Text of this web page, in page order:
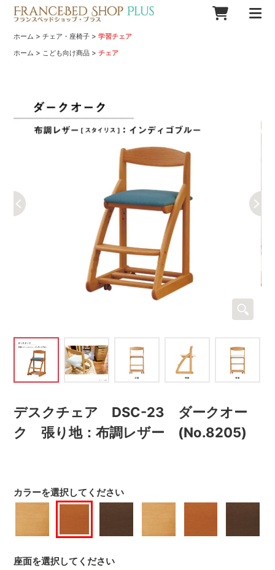
ホーム >チェア・座椅子 >学習チェア
ホーム > こども向け商品 >チェア
デスクチェア DSC-23 ダークオー
ク 張り地：布調レザー (No.8205)
カラーを選択してください
座面を選択してください